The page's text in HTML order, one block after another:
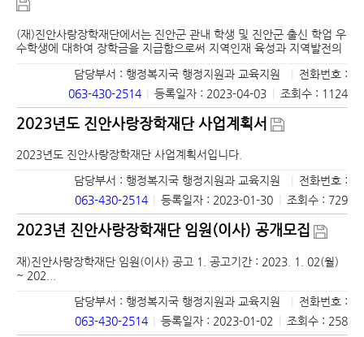
(재)진안사랑장학재단에서는 진안군 관내 학생 및 진안군 출신 학업 우
수학생에 대하여 장학금을 지급함으로써 지역인재 육성과 지역발전의
담당부서 : 행정복지국 행정지원과 교육지원
| 전화번호 :
063-430-2514 | 등록일자 : 2023-04-03 | 조회수 : 1124
2023년도 진안사랑장학재단 사업계획서
2023년도 진안사랑장학재단 사업계획서입니다.
담당부서 : 행정복지국 행정지원과 교육지원
전화번호 :
063-430-2514
등록일자 : 2023-01-30 조회수 : 729
2023년 진안사랑장학재단 임원(이사) 공개모집
재)진안사랑장학재단 임원(이사) 공고 1. 공고기간 : 2023. 1. 02(월)
~ 202...
담당부서 : 행정복지국 행정지원과 교육지원
전화번호 :
063-430-2514
등록일자 : 2023-01-02 조회수 : 258